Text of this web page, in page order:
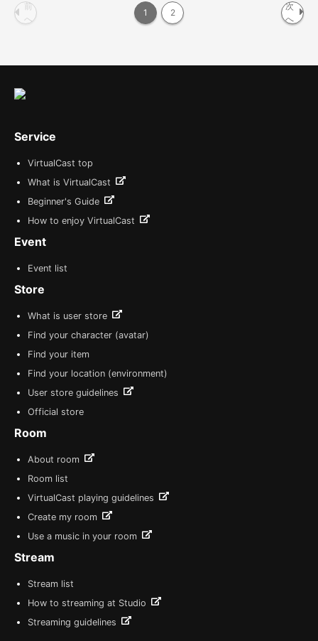
前
へ
1 2
次
へ
Service
VirtualCast top
What is VirtualCast
Beginner's Guide
How to enjoy VirtualCast
Event
Event list
Store
What is user store
Find your character (avatar)
Find your item
Find your location (environment)
User store guidelines
Official store
Room
About room
Room list
VirtualCast playing guidelines
Create my room
Use a music in your room
Stream
Stream list
How to streaming at Studio
Streaming guidelines